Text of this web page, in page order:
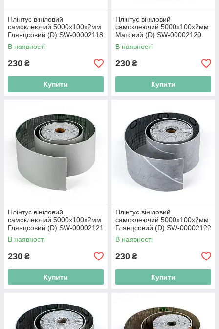
Плінтус вініловий
самоклеючий 5000х100х2мм
Глянцсовий (D) SW-00002118
В наявності
230 ₴
Купити
Плінтус вініловий
самоклеючий 5000х100х2мм
Матовий (D) SW-00002120
В наявності
230 ₴
Купити
Плінтус вініловий
самоклеючий 5000х100х2мм
Глянцсовий (D) SW-00002121
В наявності
230 ₴
Купити
Плінтус вініловий
самоклеючий 5000х100х2мм
Глянцсовий (D) SW-00002122
В наявності
230 ₴
Купити